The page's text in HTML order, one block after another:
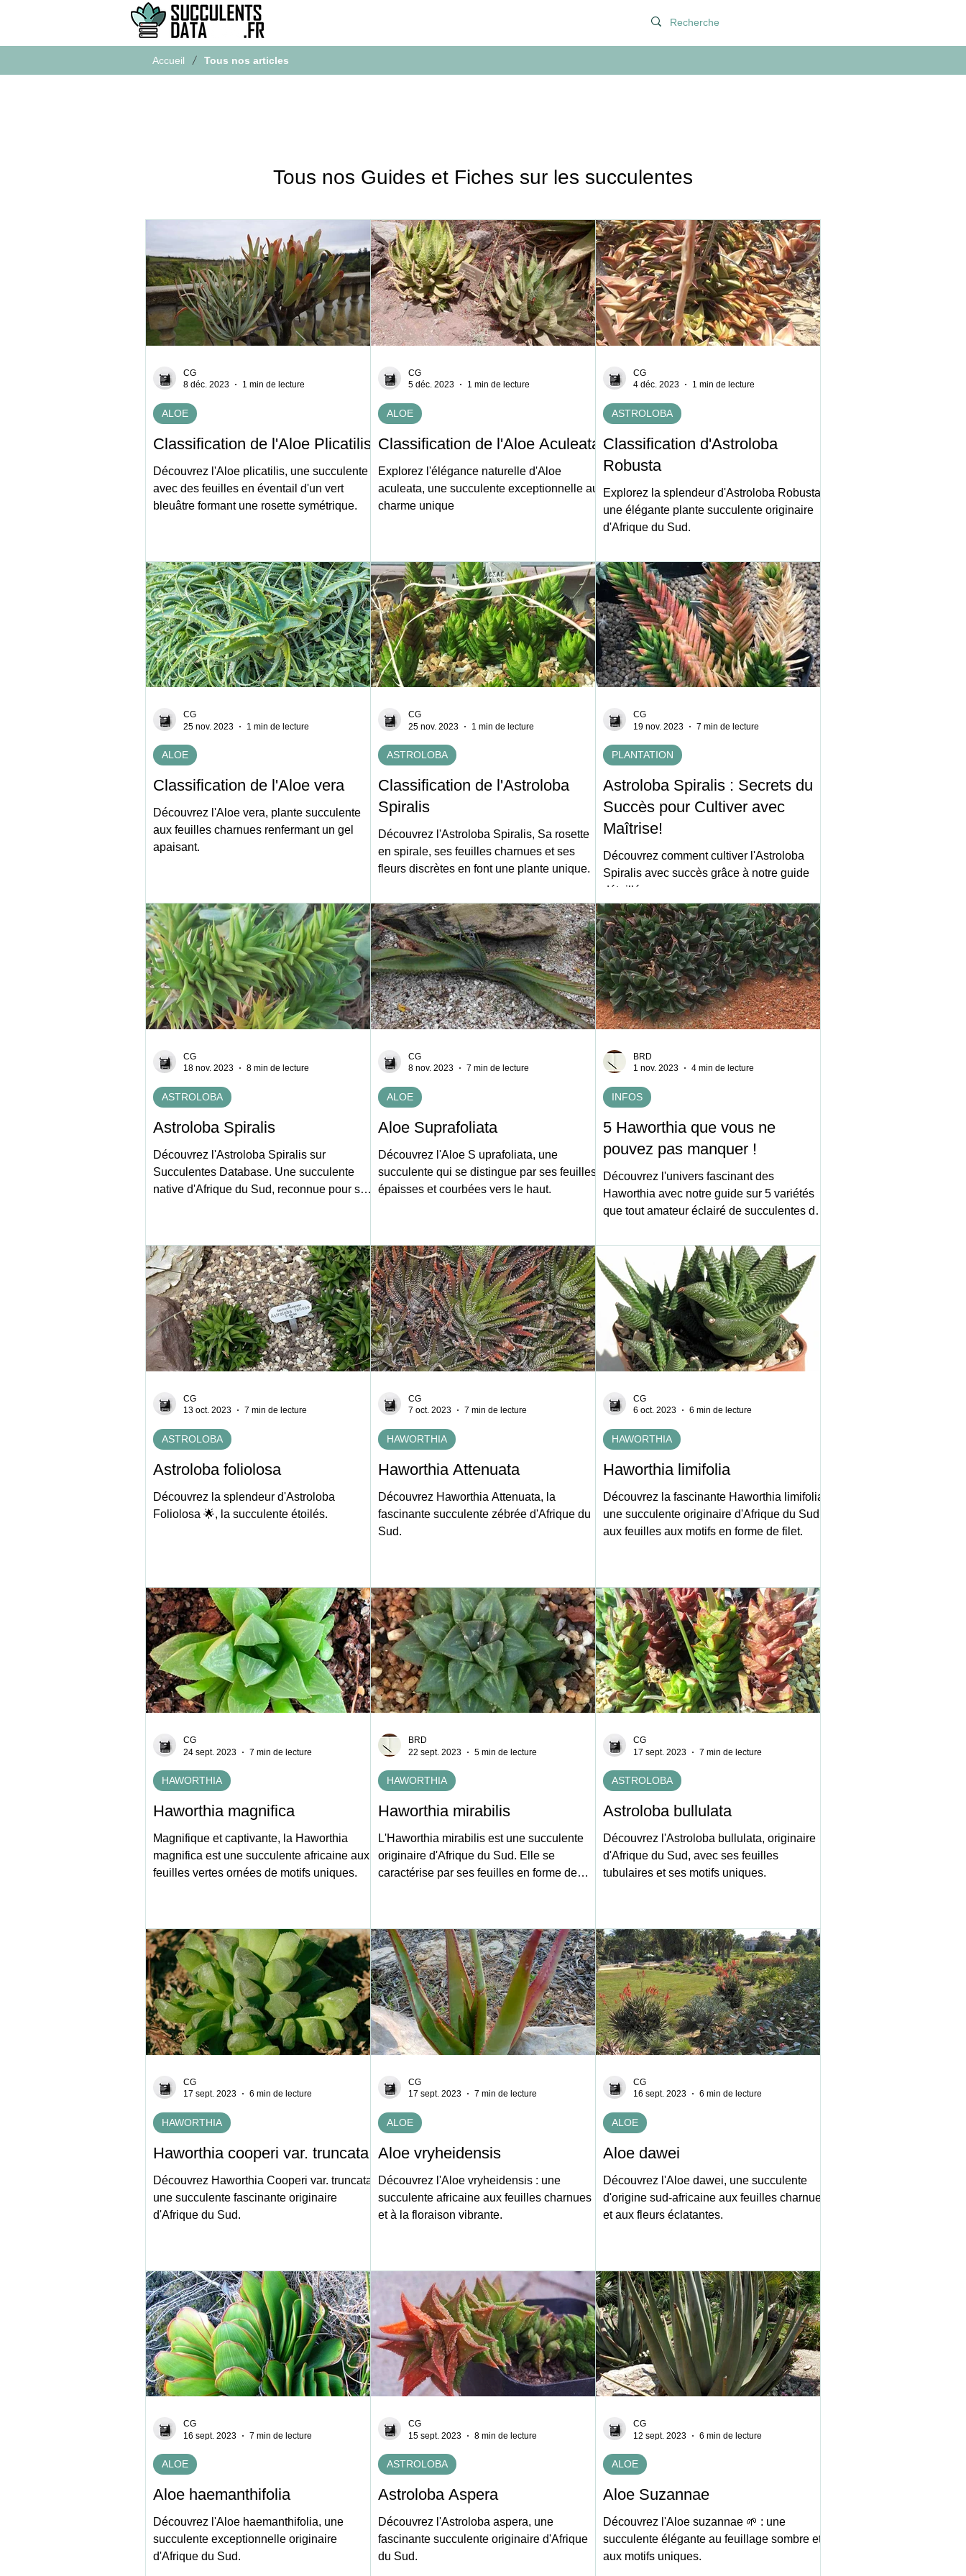
Tous nos Guides et Fiches sur les succulentes
Classification de l'Aloe Plicatilis
Découvrez l'Aloe plicatilis, une succulente
avec des feuilles en éventail d'un vert
bleuâtre formant une rosette symétrique.
ALOE
CG
8 déc. 2023
1 min de lecture
Classification de l'Aloe Aculeata
Explorez l'élégance naturelle d'Aloe
aculeata, une succulente exceptionnelle au
charme unique
ALOE
CG
5 déc. 2023
1 min de lecture
Classification d'Astroloba
Robusta
Explorez la splendeur d'Astroloba Robusta,
une élégante plante succulente originaire
d'Afrique du Sud.
ASTROLOBA
CG
4 déc. 2023
1 min de lecture
Classification de l'Aloe vera
Découvrez l'Aloe vera, plante succulente
aux feuilles charnues renfermant un gel
apaisant.
ALOE
CG
25 nov. 2023
1 min de lecture
Classification de l'Astroloba
Spiralis
Découvrez l'Astroloba Spiralis, Sa rosette
en spirale, ses feuilles charnues et ses
fleurs discrètes en font une plante unique.
ASTROLOBA
CG
25 nov. 2023
1 min de lecture
Astroloba Spiralis : Secrets du
Succès pour Cultiver avec
Maîtrise!
Découvrez comment cultiver l'Astroloba
Spiralis avec succès grâce à notre guide
détaillé.
PLANTATION
CG
19 nov. 2023
7 min de lecture
Astroloba Spiralis
Découvrez l'Astroloba Spiralis sur
Succulentes Database. Une succulente
native d'Afrique du Sud, reconnue pour ses
ASTROLOBA
CG
18 nov. 2023
8 min de lecture
Aloe Suprafoliata
Découvrez l'Aloe S uprafoliata, une
succulente qui se distingue par ses feuilles
épaisses et courbées vers le haut.
ALOE
CG
8 nov. 2023
7 min de lecture
5 Haworthia que vous ne
pouvez pas manquer !
Découvrez l'univers fascinant des
Haworthia avec notre guide sur 5 variétés
que tout amateur éclairé de succulentes doit
INFOS
BRD
1 nov. 2023
4 min de lecture
Astroloba foliolosa
Découvrez la splendeur d'Astroloba
Foliolosa 🌟, la succulente étoilés.
ASTROLOBA
CG
13 oct. 2023
7 min de lecture
Haworthia Attenuata
Découvrez Haworthia Attenuata, la
fascinante succulente zébrée d'Afrique du
Sud.
HAWORTHIA
CG
7 oct. 2023
7 min de lecture
Haworthia limifolia
Découvrez la fascinante Haworthia limifolia,
une succulente originaire d'Afrique du Sud,
aux feuilles aux motifs en forme de filet.
HAWORTHIA
CG
6 oct. 2023
6 min de lecture
Haworthia magnifica
Magnifique et captivante, la Haworthia
magnifica est une succulente africaine aux
feuilles vertes ornées de motifs uniques.
HAWORTHIA
CG
24 sept. 2023
7 min de lecture
Haworthia mirabilis
L'Haworthia mirabilis est une succulente
originaire d'Afrique du Sud. Elle se
caractérise par ses feuilles en forme de
HAWORTHIA
BRD
22 sept. 2023
5 min de lecture
Astroloba bullulata
Découvrez l'Astroloba bullulata, originaire
d'Afrique du Sud, avec ses feuilles
tubulaires et ses motifs uniques.
ASTROLOBA
CG
17 sept. 2023
7 min de lecture
Haworthia cooperi var. truncata
Découvrez Haworthia Cooperi var. truncata,
une succulente fascinante originaire
d'Afrique du Sud.
HAWORTHIA
CG
17 sept. 2023
6 min de lecture
Aloe vryheidensis
Découvrez l'Aloe vryheidensis : une
succulente africaine aux feuilles charnues
et à la floraison vibrante.
ALOE
CG
17 sept. 2023
7 min de lecture
Aloe dawei
Découvrez l'Aloe dawei, une succulente
d'origine sud-africaine aux feuilles charnues
et aux fleurs éclatantes.
ALOE
CG
16 sept. 2023
6 min de lecture
Aloe haemanthifolia
Découvrez l'Aloe haemanthifolia, une
succulente exceptionnelle originaire
d'Afrique du Sud.
ALOE
CG
16 sept. 2023
7 min de lecture
Astroloba Aspera
Découvrez l'Astroloba aspera, une
fascinante succulente originaire d'Afrique
du Sud.
ASTROLOBA
CG
15 sept. 2023
8 min de lecture
Aloe Suzannae
Découvrez l'Aloe suzannae 🌱 : une
succulente élégante au feuillage sombre et
aux motifs uniques.
ALOE
CG
12 sept. 2023
6 min de lecture
Accueil / Tous nos articles